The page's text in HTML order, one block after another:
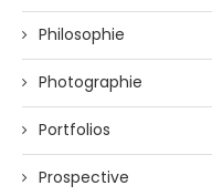
Philosophie
Photographie
Portfolios
Prospective